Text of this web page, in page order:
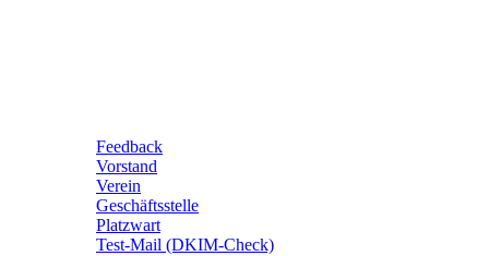
Feedback
Vorstand
Verein
Geschäftsstelle
Platzwart
Test-Mail (DKIM-Check)